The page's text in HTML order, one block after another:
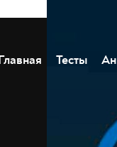
Тесты